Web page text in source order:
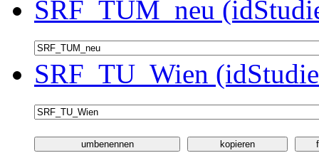
SRF_TUM_neu
SRF_TU_Wien